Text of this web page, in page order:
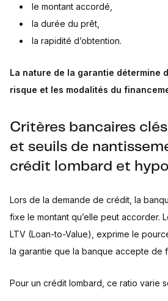
le montant accordé,
la durée du prêt,
la rapidité d’obtention.
La nature de la garantie détermine
risque et les modalités du
Critères bancaires clés
et seuils de
crédit lombard et
Lors de la demande de crédit, la
fixe le montant qu’elle peut accorder.
LTV (Loan-to-Value), exprime le
la garantie que la banque accepte de
Pour un crédit lombard, ce ratio varie